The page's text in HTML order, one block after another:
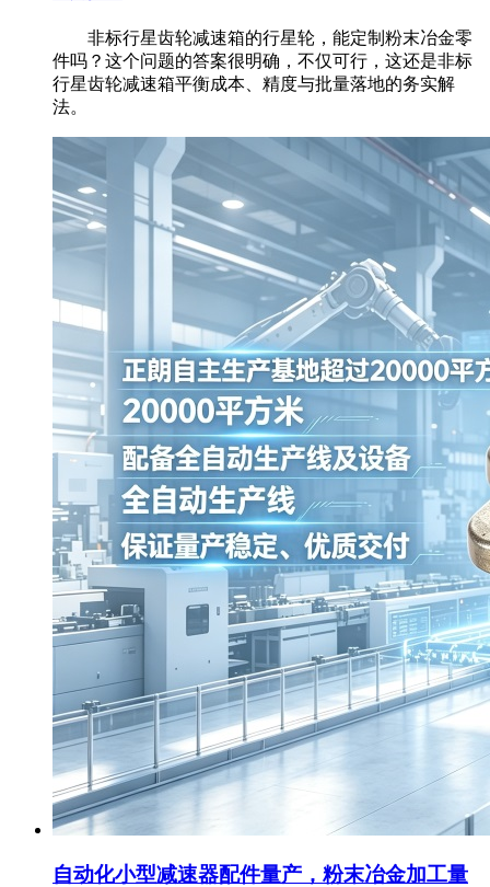
非标行星齿轮减速箱的行星轮，能定制粉末冶金零
件吗？这个问题的答案很明确，不仅可行，这还是非标
行星齿轮减速箱平衡成本、精度与批量落地的务实解
法。
自动化小型减速器配件量产，粉末冶金加工量